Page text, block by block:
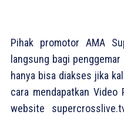
Pihak promotor AMA
langsung bagi
hanya bisa diakses jika
cara mendapatkan Video
website